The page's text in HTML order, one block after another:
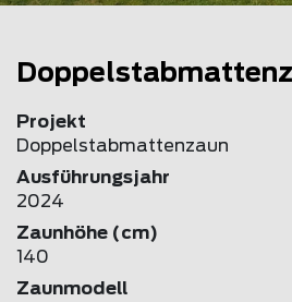
Projekt
Doppelstabmattenzaun
Ausführungsjahr
2024
Zaunhöhe (cm)
140
Zaunmodell